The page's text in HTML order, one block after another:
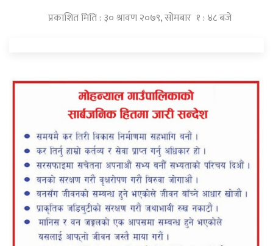
प्रकाशित मिति : ३० श्रावण २०७९, सोमबार १ : ४८ बजे